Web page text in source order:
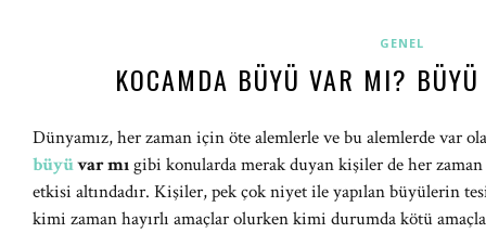
GENEL
KOCAMDA BÜYÜ VAR MI?
Dünyamız, her zaman için öte alemlerle ve bu alemlerde var
büyüvar mıgibi konularda merak duyan kişiler de her
etkisi altındadır. Kişiler, pek çok niyet ile yapılan büyülerin
kimi zaman hayırlı amaçlar olurken kimi durumda kötü